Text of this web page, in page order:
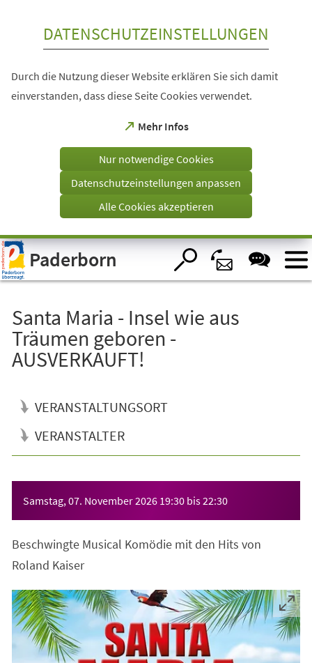
Visuelle
Assistenzsoftware
öffnen.
DATENSCHUTZEINSTELLUNGEN
Durch die Nutzung dieser Website erklären Sie sich damit
einverstanden, dass diese Seite Cookies verwendet.
Mehr Infos
(Öffnet
einem
Tab)
Nur notwendige Cookies
Datenschutzeinstellungen anpassen
Alle Cookies akzeptieren
Paderborn
Santa Maria - Insel wie aus
Träumen geboren -
AUSVERKAUFT!
VERANSTALTUNGSORT
VERANSTALTER
Samstag, 07. November 2026 19:30 bis22:30
Beschwingte Musical Komödie mit den Hits von
Roland Kaiser